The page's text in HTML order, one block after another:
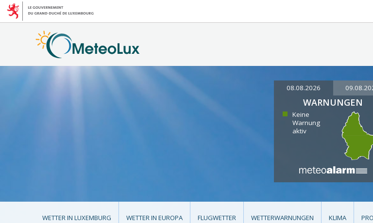
08.08.2026
WARNUNGEN
Keine
Warnung
aktiv
WETTER IN LUXEMBURG WETTER IN EUROPA FLUGWETTER WETTERWARNUNGEN KLIMA